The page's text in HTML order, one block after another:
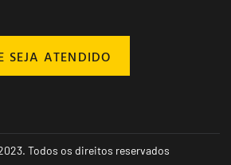
SEJA ATENDIDO
Todos os direitos reservados